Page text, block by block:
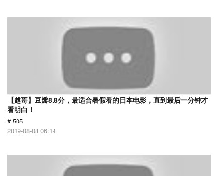
【越哥】豆瓣8.8分，最适合暑假看的日本电影，直到最后一分钟才
看明白！
# 505
2019-08-08 06:14